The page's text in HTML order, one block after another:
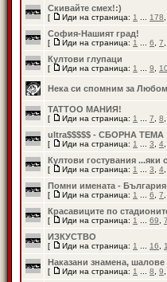
Скивайте смех!:)
[ Иди на страница: 1 178
София-Нашият град!
[ Иди на страница: 1 6 7
Култови глупаци
[ Иди на страница: 1 9 10
Нека си спомним за
TATTOO МАНИЯ!
[ Иди на страница: 1 7 8
ultra$$$$$ - СБОРНА ТЕМА
[ Иди на страница: 1 3 4
Култови гостувания ...яки
[ Иди на страница: 1 3 4
Помни имената -
[ Иди на страница: 1 6 7
Красавиците по
[ Иди на страница: 1 69
ИЗКУСТВО
[ Иди на страница: 1 16
Наказани знамена, шалове
[ Иди на страница: 1 8 9